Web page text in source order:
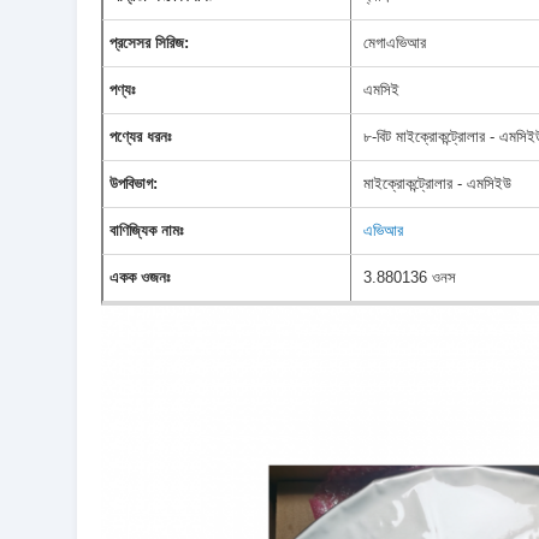
প্রসেসর সিরিজ: মেগাএভিআর
পণ্যঃ এমসিই
পণ্যের ধরনঃ ৮-বিট মাইক্রোকন্ট্রোলার -
উপবিভাগ: মাইক্রোকন্ট্রোলার - এমসিইউ
বাণিজ্যিক নামঃ এভিআর
একক ওজনঃ 3.880136 ওনস